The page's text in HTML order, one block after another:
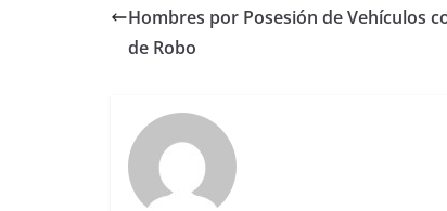
Hombres por Posesión de Vehículos
de Robo